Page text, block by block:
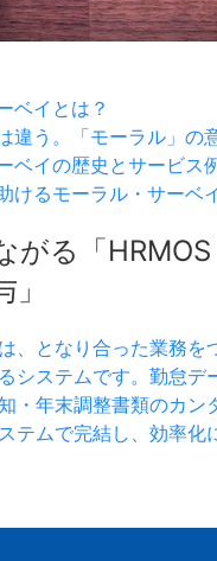
ベイとは？
違う。「モーラル」の
ベイの歴史とサービス
けるモーラル・サーベ
がる「
、となり合った業務を
システムです。勤怠デ
・年末調整書類のカン
テムで完結し、効率化